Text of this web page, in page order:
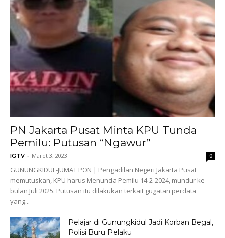
PN Jakarta Pusat Minta KPU Tunda
Pemilu: Putusan “Ngawur”
IGTV - Maret 3, 2023 0
GUNUNGKIDUL-JUMAT PON | Pengadilan Negeri Jakarta Pusat
memutuskan, KPU harus Menunda Pemilu 14-2-2024, mundur ke
bulan Juli 2025. Putusan itu dilakukan terkait gugatan perdata
yang...
Pelajar di Gunungkidul Jadi Korban Begal,
Polisi Buru Pelaku